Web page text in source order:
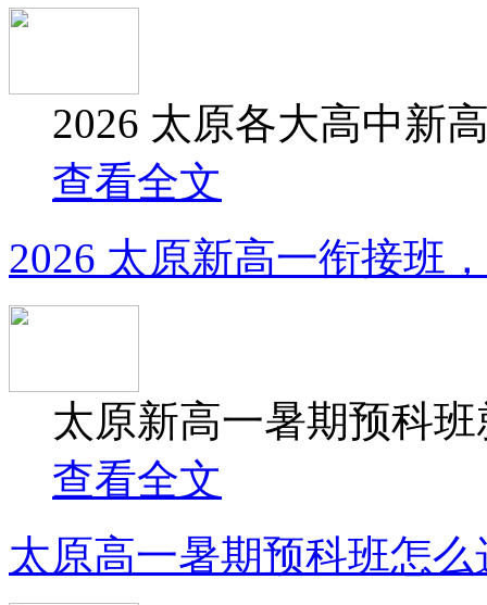
2026 太原各大高中新
查看全文
2026 太原新高一衔接班
太原新高一暑期预科
查看全文
太原高一暑期预科班怎么